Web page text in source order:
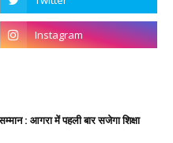
: आगरा में पहली बार सजेगा शिक्षा